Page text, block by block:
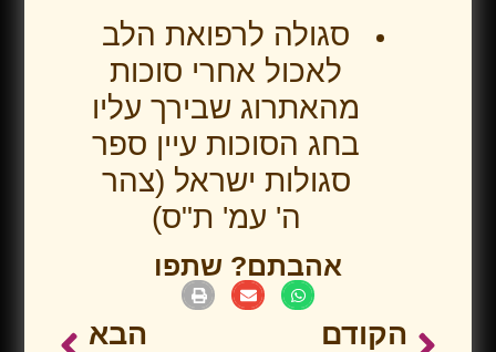
סגולה לרפואת הלב
לאכול אחרי סוכות
מהאתרוג שבירך עליו
בחג הסוכות עיין ספר
סגולות ישראל (צהר
ה' עמ' ת"ס)
אהבתם? שתפו
הקודם הבא